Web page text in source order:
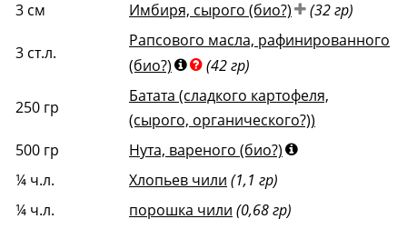
3 см Имбиря, сырого (био?) (32 гр)
3 ст.л.
Рапсового масла, рафинированного
(био?)
(42 гр)
250 гр
Батата (сладкого картофеля,
(сырого, органического?))
500 гр
Нута, вареного (био?)
¼ ч.л. Хлопьев чили (1,1 гр)
¼ ч.л. порошка чили (0,68 гр)